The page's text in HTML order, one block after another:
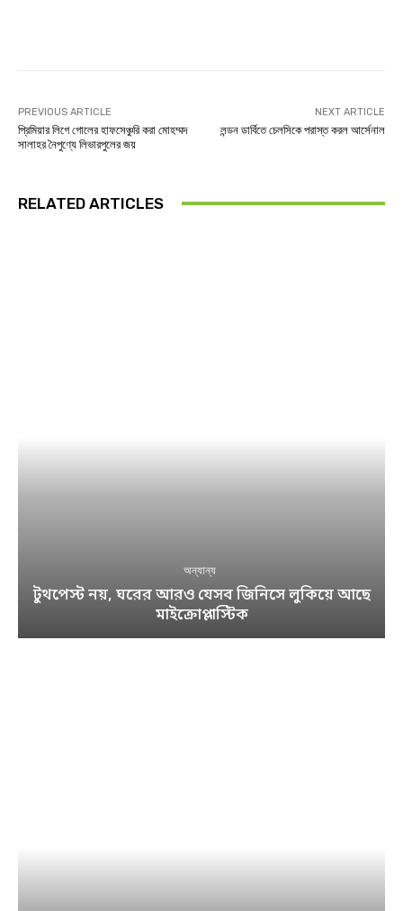
PREVIOUS ARTICLE
প্রিমিয়ার লিগে গোলের হাফসেঞ্চুরি করা মোহম্মদ
সালাহর নৈপুণ্যে লিভারপুলের জয়
NEXT ARTICLE
লন্ডন ডার্বিতে চেলসিকে পরাস্ত করল আর্সেনাল
RELATED ARTICLES
অন্যান্য
টুথপেস্ট নয়, ঘরের আরও যেসব জিনিসে লুকিয়ে আছে
মাইক্রোপ্লাস্টিক